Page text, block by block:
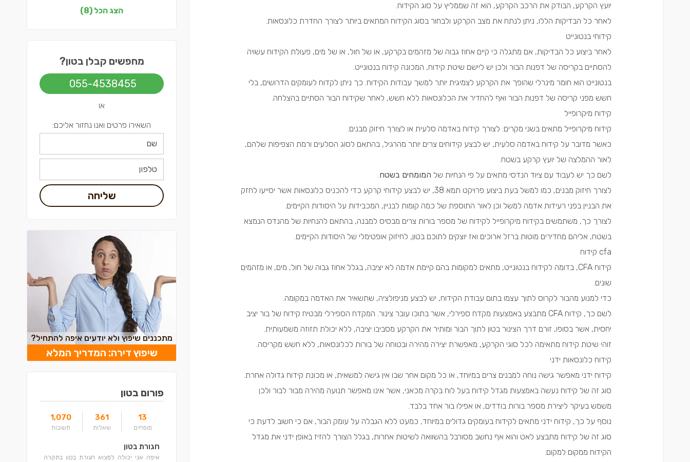
יועץ הקרקע, הבודק את הרכב הקרקע, הוא זה שממליץ על סוג הקידוח.
לאחר כל הבדיקות הללו, ניתן לנתח את מצב הקרקע ולבחור בסוג הקידוח המתאים ביותר לצורך החדרת כלונסאות.
קידוחי בנטונייט
לאחר ביצוע כל הבדיקות, אם מתגלה כי קיים אחוז גבוה של מזהמים בקרקע, או של חול, או של מים, פעולת הקידוח עשויה
להסתיים בקריסה של דפנות הבור ולכן יש ליישם שיטת קידוח, המכונה קידוח בנטונייט.
בנטונייט הוא חומר מינרלי שהופך את הקרקע לצמיגית יותר למשך עבודות הקידוח. כך ניתן לקדוח לעומקים הדרושים, בלי
חשש מפני קריסה של דפנות הבור ואף להחדיר את הכלונסאות ללא חשש, לאחר שקידוח הבור הסתיים בהצלחה.
קידוח מיקרופייל
קידוח מיקרופייל מתאים בשני מקרים: לצורך קידוח באדמה סלעית או לצורך חיזוק מבנים.
כאשר מדובר על קידוח באדמה סלעית, יש לבצע קידוחים צרים יותר מהרגיל, בהתאם לסוג הסלעים ורמת הצפיפות שלהם,
לאור ההמלצה של יועץ קרקע בשטח.
לשם כך יש לעבוד עם ציוד הנדסי מתאים על פי הנחיות של המומחים בשטח.
לצורך חיזוק מבנים, כמו למשל בעת ביצוע פרויקט תמא 38, יש לבצע קידוחי קרקע כדי להכניס כלונסאות אשר יסייעו לחזק
את הבניין בפני רעידות אדמה למשל וכן לאור התוספת של כמה קומות לבניין, המכבידות על היסודות הקיימים.
לצורך כך, משתמשים בקידוח מיקרופייל לקידוח של מספר בורות צרים מבסיס למבנה, בהתאם להנחיות של מהנדס הנמצא
בשטח, אליהם מחדירים מוטות ברזל ארוכים ואז יוצקים לתוכם בטון, לחיזוק אופטימלי של היסודות הקיימים.
cfa קידוח
קידוח CFA, בדומה לקידוח בנטונייט, מתאים למקומות בהם קיימת אדמה לא יציבה, בגלל אחוז גבוה של חול, מים, או מזהמים
שונים.
כדי למנוע מהבור לקרוס לתוך עצמו בתום עבודת הקידוח, יש לבצע מניפולציה, שתשאיר את האדמה במקומה.
לשם כך, קידוח CFA מתבצע באמצעות מקדח ספירלי, אשר בתוכו עובר צינור. המקדח הספירלי מבטיח קידוח של בור יציב
יחסית, אשר בסופו, זורם דרך הצינור בטון לתוך הבור ומותיר את הקרקע מסביבו יציבה, ללא יכולת תזוזה משמעותית.
זוהי שיטת קידוח מתאימה לכל סוגי הקרקע, מאפשרת יצירה מהירה ובטוחה של בורות לכלונסאות, ללא חשש מקריסה.
קידוח כלונסאות ידני
קידוח ידני מאפשר גישה נוחה למבנים צרים במיוחד, או כל מקום אחר שבו אין גישה למשאית, או מכונת קידוח גדולה אחרת.
סוג זה של קידוח נעשה באמצעות מגדל קידוח בעל לוח בקרה מכאני, אשר אינו מאפשר תנועה מהירה מבור לבור ולכן
משמש בעיקר ליצירת מספר בורות בודדים, או אפילו בור אחד בלבד.
נוסף על כך, קידוח ידני מתאים לקידוח בעומקים גדולים במיוחד, כמעט ללא הגבלה על עומק הבור, אם כי חשוב לדעת כי
סוג זה של קידוח מתבצע לאט והוא אף נחשב מסורבל בהשוואה לשיטות אחרות, בגלל הצורך להזיז באופן ידני את מגדל
הקידוח ממקום למקום.
עבודות בטון בדרום
עבודות בטון בשפלה
עבודות בטון בירושלים
עבודות בטון בתל אביב
הצג הכל (8)
מחפשים קבלן בטון?
055-4538455
או
השאירו פרטים ואנו נחזור אליכם:
שליחה
מתכננים שיפוץ ולא יודעים איפה להתחיל?
שיפוץ דירה: המדריך המלא
פורום בטון
13
מומחים
361
שאלות
1,070
תשובות
חגורת בטון
איפה אני יכולה למצוא חגורת בטון בתקרה